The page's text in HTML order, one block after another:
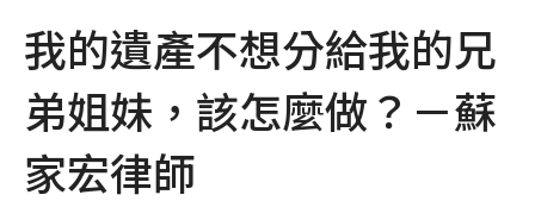
我的遺產不想分給我的兄
弟姐妹，該怎麼做？－蘇
家宏律師